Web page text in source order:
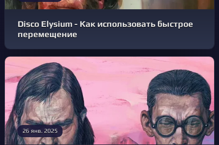
Disco Elysium - Как использовать быстрое
перемещение
26 янв. 2025